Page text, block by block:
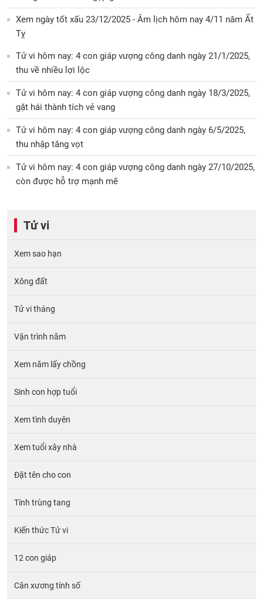
Xem ngày tốt xấu 23/12/2025 - Âm lịch hôm nay 4/11 năm Ất
Tỵ
Tử vi hôm nay: 4 con giáp vượng công danh ngày 21/1/2025,
thu về nhiều lợi lộc
Tử vi hôm nay: 4 con giáp vượng công danh ngày 18/3/2025,
gặt hái thành tích vẻ vang
Tử vi hôm nay: 4 con giáp vượng công danh ngày 6/5/2025,
thu nhập tăng vọt
Tử vi hôm nay: 4 con giáp vượng công danh ngày 27/10/2025,
còn được hỗ trợ mạnh mẽ
Tử vi
Xem sao hạn
Xông đất
Tử vi tháng
Vận trình năm
Xem năm lấy chồng
Sinh con hợp tuổi
Xem tình duyên
Xem tuổi xây nhà
Đặt tên cho con
Tính trùng tang
Kiến thức Tử vi
12 con giáp
Cân xương tính số